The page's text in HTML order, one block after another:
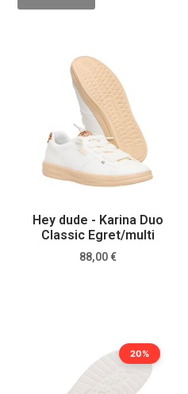
Hey dude - Karina Duo
Classic Egret/multi
88,00 €
20%